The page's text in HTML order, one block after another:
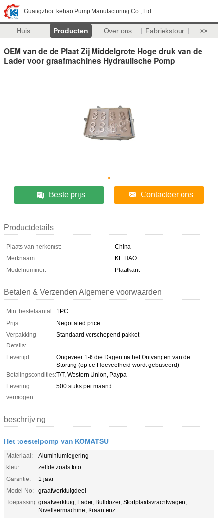
Guangzhou kehao Pump Manufacturing Co., Ltd.
Huis Producten Over ons Fabriekstour >>
OEM van de de Plaat Zij Middelgrote Hoge druk van de
Lader voor graafmachines Hydraulische Pomp
Beste prijs Contacteer ons
Productdetails
Plaats van herkomst:
China
Merknaam:
KE HAO
Modelnummer:
Plaatkant
Betalen & Verzenden Algemene voorwaarden
Min. bestelaantal: 1PC
Prijs:
Negotiated price
Verpakking
Details:
Standaard verschepend pakket
Levertijd:
Ongeveer 1-6 die Dagen na het Ontvangen van de
Storting (op de Hoeveelheid wordt gebaseerd)
Betalingscondities:T/T, Western Union, Paypal
Levering
vermogen:
500 stuks per maand
beschrijving
Het toestelpomp van KOMATSU
Materiaal:
Aluminiumlegering
kleur:
zelfde zoals foto
Garantie:
1 jaar
Model No:
graafwerktuigdeel
Toepassing:graafwerktuig, Lader, Bulldozer, Stortplaatsvrachtwagen,
Nivelleermachine, Kraan enz.